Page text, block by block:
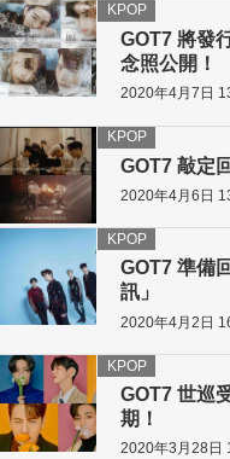
GOT7 將發
念照公開！
KPOP
2020年4月7日
GOT7 敲定
KPOP
2020年4月6日
GOT7 準備
訊」
KPOP
2020年4月2日
GOT7 世巡
期！
KPOP
2020年3月28日